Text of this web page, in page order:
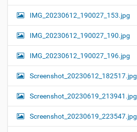
IMG_20230612_190027_153.jpg
IMG_20230612_190027_190.jpg
IMG_20230612_190027_196.jpg
Screenshot_20230612_182517.jpg
Screenshot_20230619_213941.jpg
Screenshot_20230619_223547.jpg